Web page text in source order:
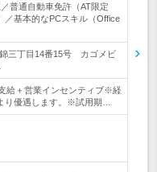
普通自動車免許（AT限定
／基本的なPCスキル（Office
三丁目14番15号 カゴメビ
給＋営業インセンティブ※経
り優遇します。※試用期…